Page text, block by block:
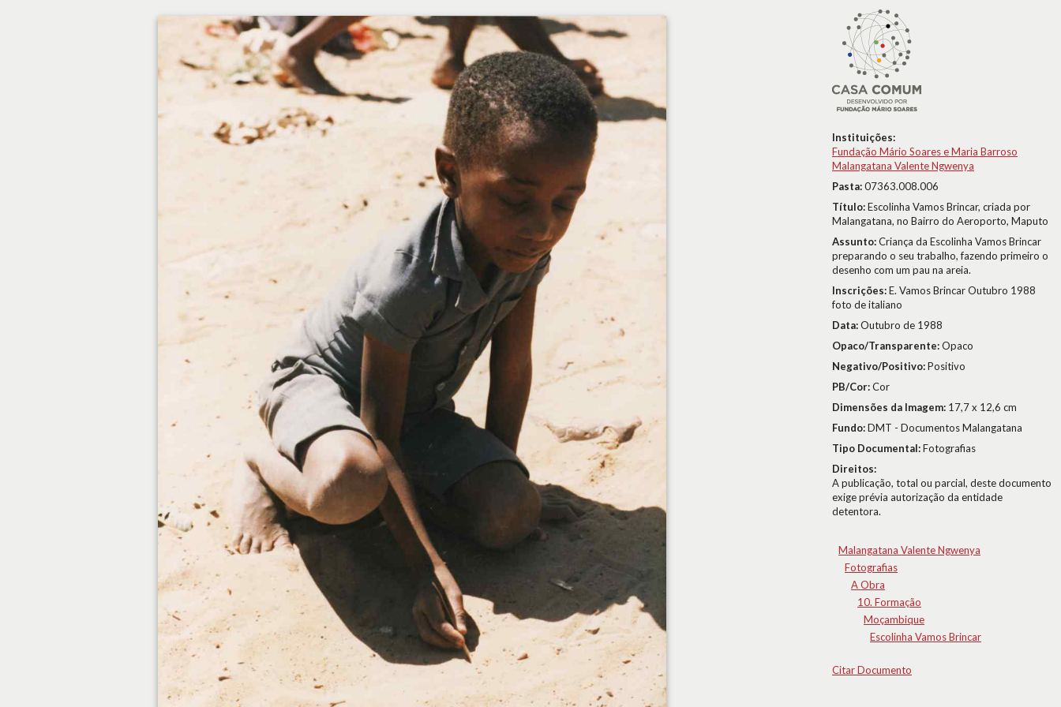
Instituições:
Fundação Mário Soares e Maria Barroso
Malangatana Valente Ngwenya
Pasta:07363.008.006
Título:Escolinha Vamos Brincar, criada por
Malangatana, no Bairro do Aeroporto, Maputo
Assunto:Criança da Escolinha Vamos Brincar
preparando o seu trabalho, fazendo primeiro o
desenho com um pau na areia.
Inscrições:E. Vamos Brincar Outubro 1988
foto de italiano
Data:Outubro de 1988
Opaco/Transparente:Opaco
Negativo/Positivo:Positivo
PB/Cor:Cor
Dimensões da Imagem: 17,7 x 12,6 cm
Fundo:DMT - Documentos Malangatana
Tipo Documental:Fotografias
Direitos:
A publicação, total ou parcial, deste documento
exige prévia autorização da entidade
detentora.
Malangatana Valente Ngwenya
Fotografias
A Obra
10. Formação
Moçambique
Escolinha Vamos Brincar
Citar Documento